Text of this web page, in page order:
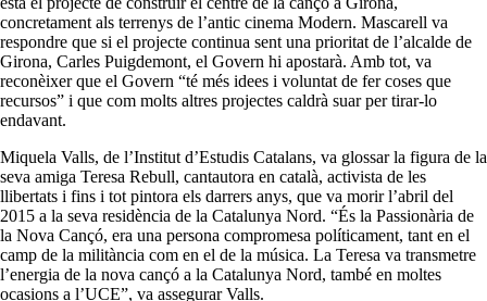
concretament als terrenys de l’antic cinema Modern. Mascarell va
respondre que si el projecte continua sent una prioritat de l’alcalde de
Girona, Carles Puigdemont, el Govern hi apostarà. Amb tot, va
reconèixer que el Govern “té més idees i voluntat de fer coses que
recursos” i que com molts altres projectes caldrà suar per tirar-lo
endavant.
Miquela Valls, de l’Institut d’Estudis Catalans, va glossar la figura de la
seva amiga Teresa Rebull, cantautora en català, activista de les
llibertats i fins i tot pintora els darrers anys, que va morir l’abril del
2015 a la seva residència de la Catalunya Nord. “És la Passionària de
la Nova Cançó, era una persona compromesa políticament, tant en el
camp de la militància com en el de la música. La Teresa va transmetre
l’energia de la nova cançó a la Catalunya Nord, també en moltes
ocasions a l’UCE”, va assegurar Valls.